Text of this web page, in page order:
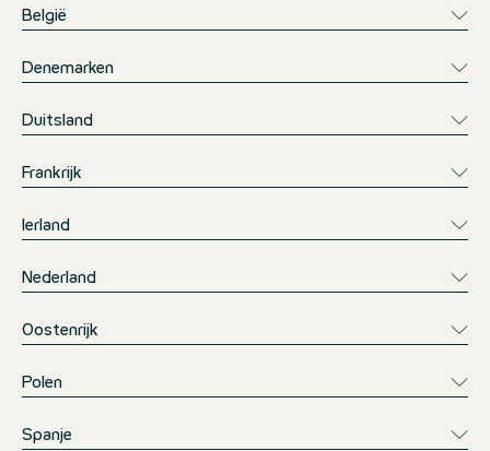
België
Denemarken
Duitsland
Frankrijk
Ierland
Nederland
Oostenrijk
Polen
Spanje